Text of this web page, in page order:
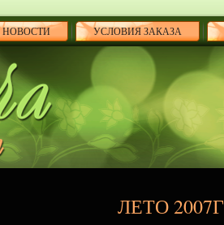
НОВОСТИ УСЛОВИЯ ЗАКАЗА
ЛЕТО 2007Г